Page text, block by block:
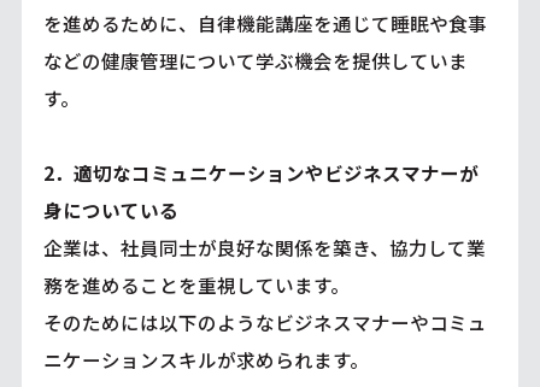
を進めるために、自律機能講座を通じて睡眠や食事
などの健康管理について学ぶ機会を提供していま
す。
2．適切なコミュニケーションやビジネスマナーが
身についている
企業は、社員同士が良好な関係を築き、協力して業
務を進めることを重視しています。
そのためには以下のようなビジネスマナーやコミュ
ニケーションスキルが求められます。